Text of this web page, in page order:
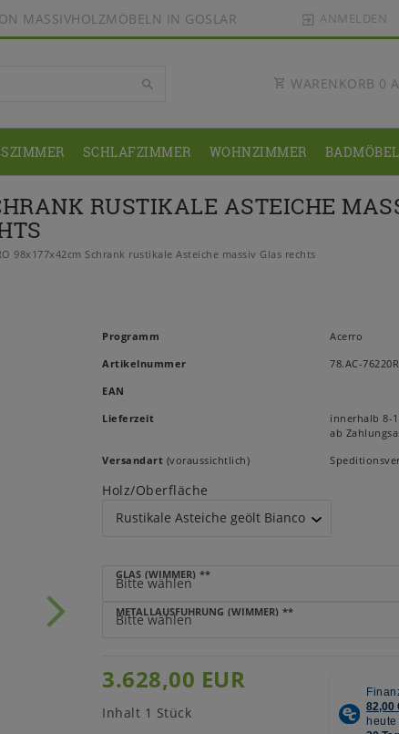
MASSIVHOLZMÖBELN IN GOSLAR ANMELDEN
WARENKORB 0
SCHLAFZIMMER WOHNZIMMER BADMÖBEL
RUSTIKALE ASTEICHE
98x177x42cm Schrank rustikale Asteiche massiv Glas rechts
Programm
Acerro
Artikelnummer
78.AC-
EAN
Lieferzeit
innerhalb 8-
ab
Versandart (voraussichtlich)
Holz/Oberfläche
GLAS (WIMMER) **
METALLAUSFÜHRUNG (WIMMER) **
3.628,00 EUR
Inhalt 1 Stück